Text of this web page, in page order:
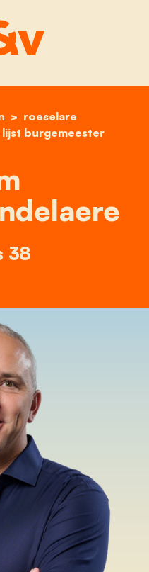
roeselare
burgemeester
tom vandenkendelaere
38